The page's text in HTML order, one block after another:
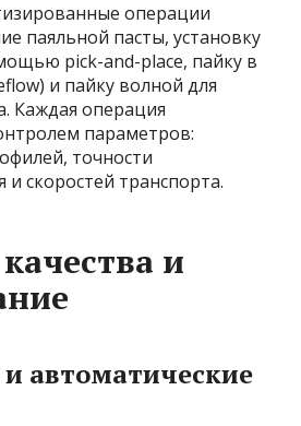
операции
паяльной пасты, установку
pick-and-place, пайку в
и пайку волной для
Каждая операция
параметров:
точности
скоростей транспорта.
и
автоматические